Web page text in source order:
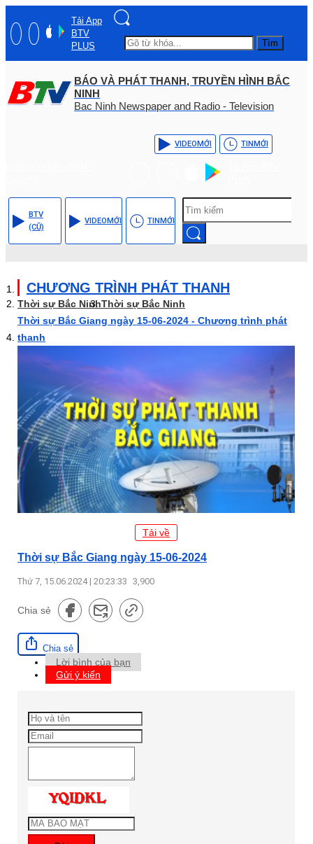
Tải App
BTV
PLUS
Tìm
BÁO VÀ PHÁT THANH, TRUYỀN HÌNH BẮC
NINH
Bac Ninh Newspaper and Radio - Television
VIDEOMỚI TINMỚI
BTV
(CŨ)
VIDEOMỚI TINMỚI
CHƯƠNG TRÌNH PHÁT THANH
Thời sự Bắc NinhThời sự Bắc Ninh
Thời sự Bắc Giang ngày 15-06-2024 - Chương trình phát
thanh
Tải về
Thời sự Bắc Giang ngày 15-06-2024
Thứ 7, 15.06.2024 | 20:23:33 3,900
Chia sẻ
Chia sẻ
Lời bình của bạn
Gửi ý kiến